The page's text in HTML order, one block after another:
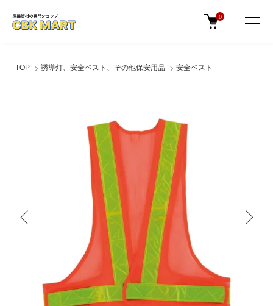
0
TOP 誘導灯、安全ベスト、その他保安用品 安全ベスト